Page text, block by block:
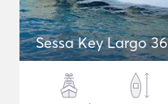
Sessa Key Largo 36